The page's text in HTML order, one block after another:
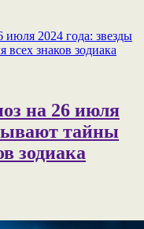
июля 2024 года: звезды
знаков зодиака
на 26 июля
тайны
зодиака